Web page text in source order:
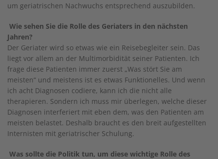
um geriatrischen Nachwuchs entsprechend auszubilden.
Wie sehen Sie die Rolle des Geriaters in den nächsten
Jahren?
Der Geriater wird so etwas wie ein Reisebegleiter sein. Das
liegt vor allem an der Multimorbidität seiner Patienten. Ich
frage diese Patienten immer zuerst „Was stört Sie am
meisten“ und meistens ist es etwas Funktionelles. Und wenn
ich acht Diagnosen codiere, kann ich die nicht alle
therapieren. Sondern ich muss mir überlegen, welche dieser
Diagnosen interferiert mit eben dem, was den Patienten am
meisten belastet. Deshalb braucht es den breit aufgestellten
Internisten mit geriatrischer Schulung.
Was sollte die Politik tun, um diese wichtige Rolle des